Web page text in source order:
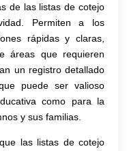
de las listas de cotejo
Permiten a los
rápidas y claras,
áreas que requieren
un registro detallado
puede ser valioso
como para la
y sus familias.
las listas de cotejo